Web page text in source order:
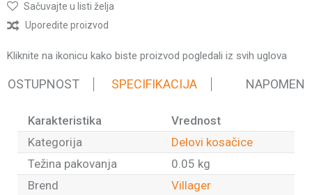
Sačuvajte u listi želja
Uporedite proizvod
Kliknite na ikonicu kako biste proizvod pogledali iz svih uglova
SPECIFIKACIJA NAPOMENA
Karakteristika
Vrednost
Kategorija
Delovi kosačice
Težina pakovanja
0.05 kg
Brend
Villager